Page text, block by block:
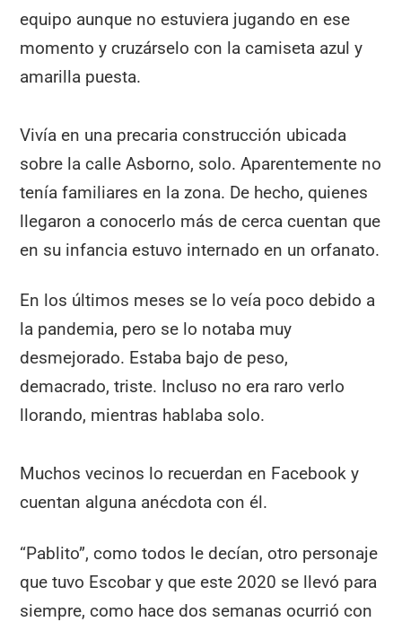
equipo aunque no estuviera jugando en ese
momento y cruzárselo con la camiseta azul y
amarilla puesta.
Vivía en una precaria construcción ubicada
sobre la calle Asborno, solo. Aparentemente no
tenía familiares en la zona. De hecho, quienes
llegaron a conocerlo más de cerca cuentan que
en su infancia estuvo internado en un orfanato.
En los últimos meses se lo veía poco debido a
la pandemia, pero se lo notaba muy
desmejorado. Estaba bajo de peso,
demacrado, triste. Incluso no era raro verlo
llorando, mientras hablaba solo.
Muchos vecinos lo recuerdan en Facebook y
cuentan alguna anécdota con él.
“Pablito”, como todos le decían, otro personaje
que tuvo Escobar y que este 2020 se llevó para
siempre, como hace dos semanas ocurrió con